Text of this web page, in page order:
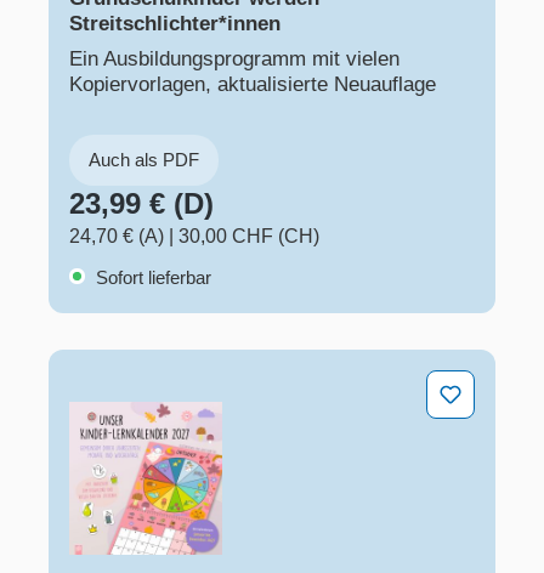
Streitschlichter*innen
Ein Ausbildungsprogramm mit vielen
Kopiervorlagen, aktualisierte Neuauflage
Auch als PDF
23,99 € (D)
24,70 € (A)
30,00 CHF (CH)
Sofort lieferbar